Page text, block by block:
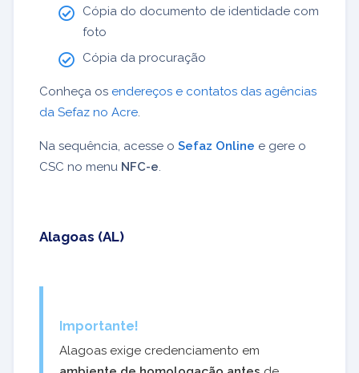
Cópia do documento de identidade com
foto
Cópia da procuração
Conheça os endereços e contatos das agências
da Sefaz no Acre
Na sequência, acesse o Sefaz Online e gere o
CSC no menu NFC-e
Alagoas (AL)
Importante!
Alagoas exige credenciamento em